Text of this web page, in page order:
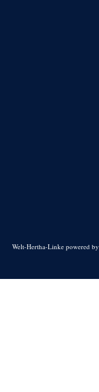
Welt-Hertha-Linke powered by